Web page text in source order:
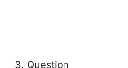
3. Question